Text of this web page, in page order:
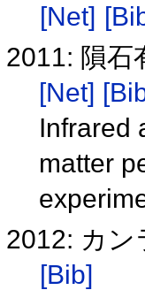
[Net]
2011: 隕石
[Net]
Infrared
matter
2012: カ
[Bib]